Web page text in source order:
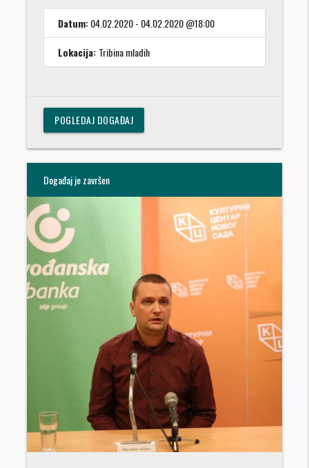
Datum:04.02.2020 - 04.02.2020 @18:00
Lokacija: Tribina mladih
POGLEDAJ DOGAĐAJ
Događaj je završen